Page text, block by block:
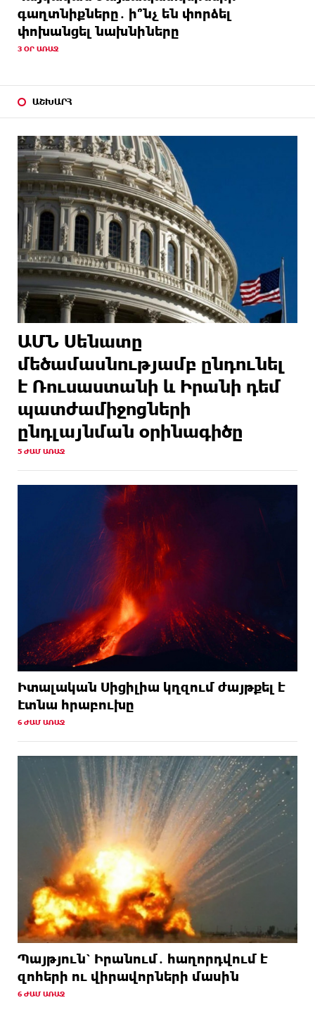
գաղտնիքները․ ի՞նչ են փորձել
փոխանցել նախնիները
3 ՕՐ ԱՌԱՋ
ԱՇԽԱՐՀ
ԱՄՆ Սենատը
մեծամասնությամբ ընդունել
է Ռուսաստանի և Իրանի դեմ
պատժամիջոցների
ընդլայնման օրինագիծը
5 ԺԱՄ ԱՌԱՋ
Իտալական Սիցիլիա կղզում ժայթքել է
Էտնա հրաբուխը
6 ԺԱՄ ԱՌԱՋ
Պայթյուն՝ Իրանում․ հաղորդվում է
զոհերի ու վիրավորների մասին
6 ԺԱՄ ԱՌԱՋ